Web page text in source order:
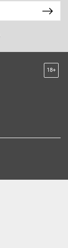
18+